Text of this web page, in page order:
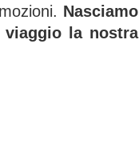
Nasciamo
la nostra